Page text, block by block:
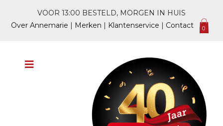
VOOR 13:00 BESTELD, MORGEN IN HUIS
Over Annemarie | Merken | Klantenservice | Contact 0